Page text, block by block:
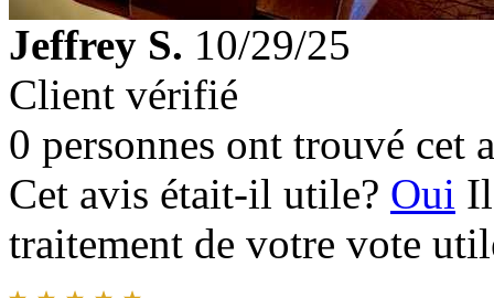
Jeffrey S. 10/29/25
Client vérifié
0 personnes ont trouvé cet
Cet avis était-il utile? Oui
traitement de votre vote